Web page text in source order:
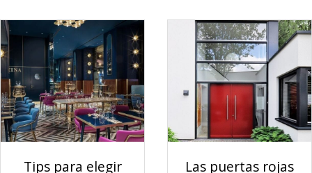
Tips para elegir
Las puertas rojas